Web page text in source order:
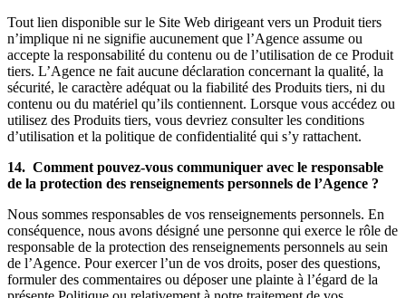
Tout lien disponible sur le Site Web dirigeant vers un Produit tiers
n’implique ni ne signifie aucunement que l’Agence assume ou
accepte la responsabilité du contenu ou de l’utilisation de ce Produit
tiers. L’Agence ne fait aucune déclaration concernant la qualité, la
sécurité, le caractère adéquat ou la fiabilité des Produits tiers, ni du
contenu ou du matériel qu’ils contiennent. Lorsque vous accédez ou
utilisez des Produits tiers, vous devriez consulter les conditions
d’utilisation et la politique de confidentialité qui s’y rattachent.
14. Comment pouvez-vous communiquer avec le responsable
de la protection des renseignements personnels de l’Agence ?
Nous sommes responsables de vos renseignements personnels. En
conséquence, nous avons désigné une personne qui exerce le rôle de
responsable de la protection des renseignements personnels au sein
de l’Agence. Pour exercer l’un de vos droits, poser des questions,
formuler des commentaires ou déposer une plainte à l’égard de la